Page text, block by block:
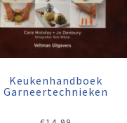
Keukenhandboek
Garneertechnieken